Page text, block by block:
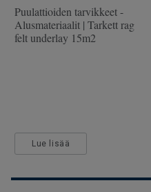
Viistetyt reunat
Käyttöluokka julkisessa
käytössä
Puulattioiden tarvikkeet -
Alusmateriaalit | Tarkett rag
felt underlay 15m2
Lue lisää